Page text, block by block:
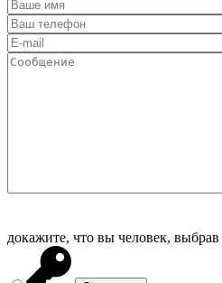
докажите, что вы человек, выбрав